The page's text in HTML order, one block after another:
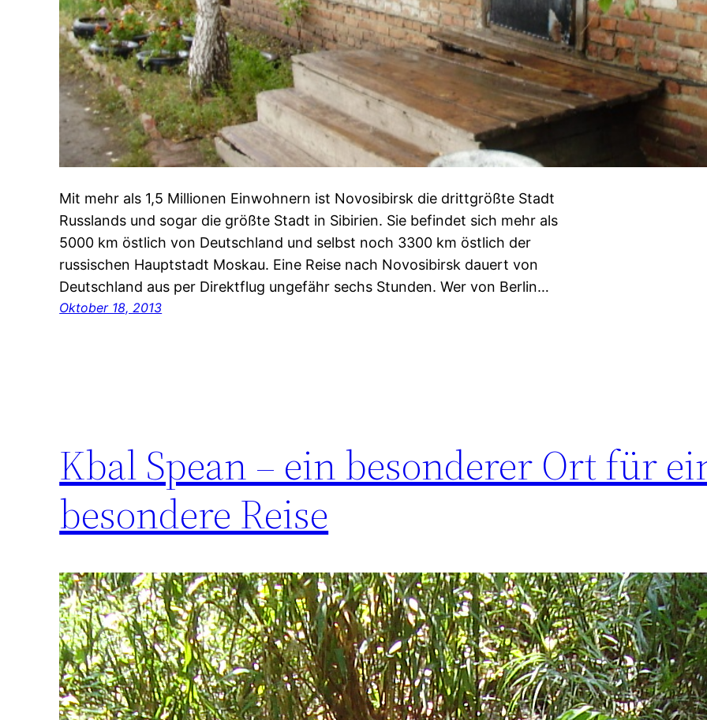
Mit mehr als 1,5 Millionen Einwohnern ist Novosibirsk die drittgrößte Stadt
Russlands und sogar die größte Stadt in Sibirien. Sie befindet sich mehr als
5000 km östlich von Deutschland und selbst noch 3300 km östlich der
russischen Hauptstadt Moskau. Eine Reise nach Novosibirsk dauert von
Deutschland aus per Direktflug ungefähr sechs Stunden. Wer von Berlin…
Oktober 18, 2013
Kbal Spean – ein besonderer Ort für
besondere Reise